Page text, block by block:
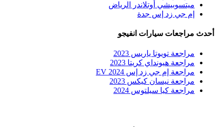
ميتسوبيشي أوتلاندر الرياض
إم جي زد إس جدة
أحدث مراجعات سيارات انفيجو
مراجعة تويوتا ياريس 2023
مراجعة هيونداي كريتا 2023
مراجعة إم جي زد إس EV 2024
مراجعة نيسان كيكس 2023
مراجعة كيا سيلتوس 2024